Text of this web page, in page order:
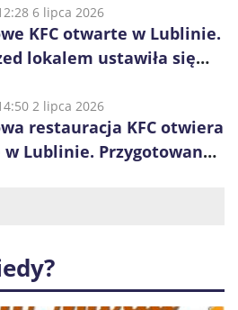
6 lipca 2026
KFC otwarte w Lublinie.
lokalem ustawiła się
2 lipca 2026
restauracja KFC otwiera
w Lublinie. Przygotowano